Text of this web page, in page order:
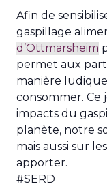
Afin de
gaspillage
d’Ottmarsheim
permet aux
manière
consommer. Ce
impacts du
planète, notre
mais aussi sur
apporter.
#SERD